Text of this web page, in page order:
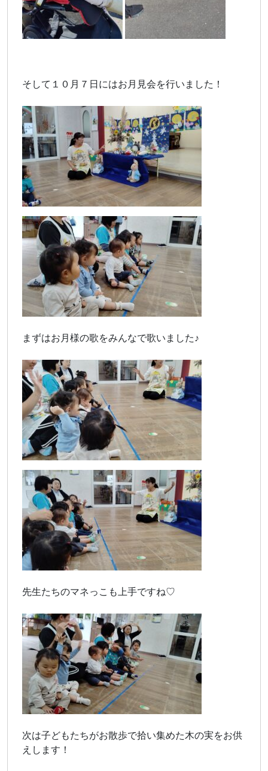
そして１０月７日にはお月見会を行いました！
まずはお月様の歌をみんなで歌いました♪
先生たちのマネっこも上手ですね♡
次は子どもたちがお散歩で拾い集めた木の実をお供
えします！